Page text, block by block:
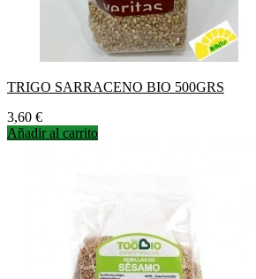
TRIGO SARRACENO BIO 500GRS
Precio
3,60 €
Añadir al carrito